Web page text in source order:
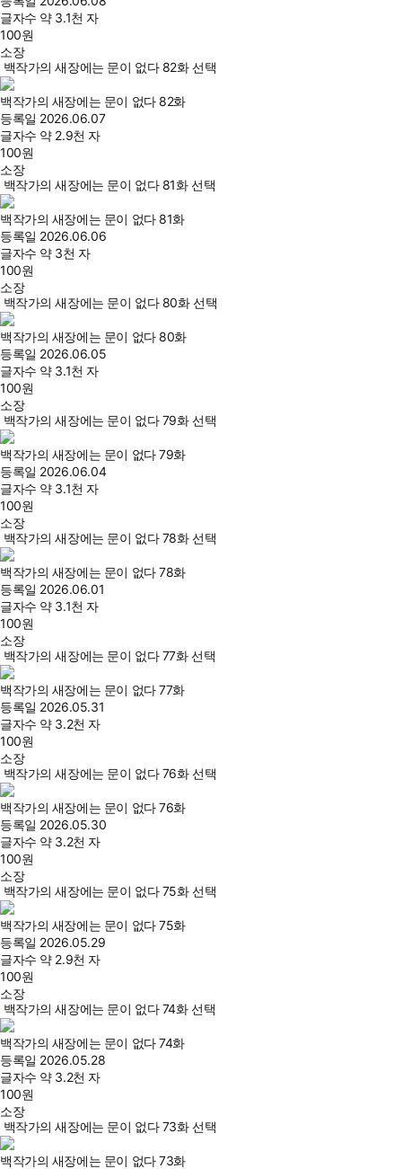
글자수 약 3.1천 자
100원
소장
백작가의 새장에는 문이 없다 82화 선택
백작가의 새장에는 문이 없다 82화
등록일 2026.06.07
글자수 약 2.9천 자
100원
소장
백작가의 새장에는 문이 없다 81화 선택
백작가의 새장에는 문이 없다 81화
등록일 2026.06.06
글자수 약 3천 자
100원
소장
백작가의 새장에는 문이 없다 80화 선택
백작가의 새장에는 문이 없다 80화
등록일 2026.06.05
글자수 약 3.1천 자
100원
소장
백작가의 새장에는 문이 없다 79화 선택
백작가의 새장에는 문이 없다 79화
등록일 2026.06.04
글자수 약 3.1천 자
100원
소장
백작가의 새장에는 문이 없다 78화 선택
백작가의 새장에는 문이 없다 78화
등록일 2026.06.01
글자수 약 3.1천 자
100원
소장
백작가의 새장에는 문이 없다 77화 선택
백작가의 새장에는 문이 없다 77화
등록일 2026.05.31
글자수 약 3.2천 자
100원
소장
백작가의 새장에는 문이 없다 76화 선택
백작가의 새장에는 문이 없다 76화
등록일 2026.05.30
글자수 약 3.2천 자
100원
소장
백작가의 새장에는 문이 없다 75화 선택
백작가의 새장에는 문이 없다 75화
등록일 2026.05.29
글자수 약 2.9천 자
100원
소장
백작가의 새장에는 문이 없다 74화 선택
백작가의 새장에는 문이 없다 74화
등록일 2026.05.28
글자수 약 3.2천 자
100원
소장
백작가의 새장에는 문이 없다 73화 선택
백작가의 새장에는 문이 없다 73화